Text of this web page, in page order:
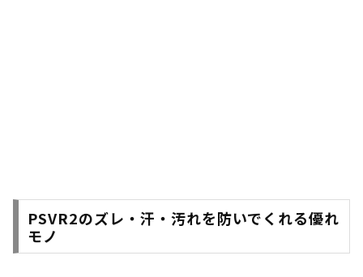
PSVR2のズレ・汗・汚れを防いでくれる優れ
モノ